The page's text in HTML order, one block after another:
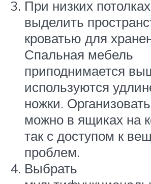
При низких
выделить
кроватью для
Спальная мебель
приподнимается
используются
ножки.
можно в ящиках на
так с доступом к
проблем.
Выбрать